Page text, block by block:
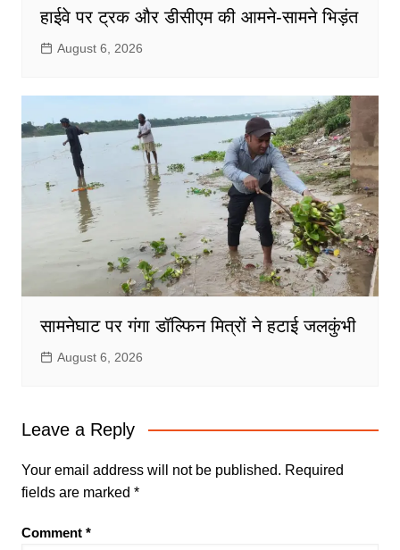
हाईवे पर ट्रक और डीसीएम की आमने-सामने भिड़ंत
August 6, 2026
सामनेघाट पर गंगा डॉल्फिन मित्रों ने हटाई जलकुंभी
August 6, 2026
Leave a Reply
Your email address will not be published. Required
fields are marked *
Comment *